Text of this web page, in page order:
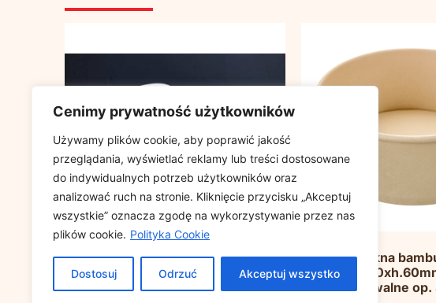
Cenimy prywatność użytkowników
Używamy plików cookie, aby poprawić jakość
przeglądania, wyświetlać reklamy lub treści dostosowane
do indywidualnych potrzeb użytkowników oraz
analizować ruch na stronie. Kliknięcie przycisku „Akceptuj
wszystkie” oznacza zgodę na wykorzystywanie przez nas
plików cookie. Polityka Cookie
Dostosuj Odrzuć Akceptuj wszystko
Pokrywka do miski sałatkowej
VEGWARE śr.185mm papierowa,
100% kompostowalna op. 50 sztuk
Miska z włókna
750ml,
biodegradowalne